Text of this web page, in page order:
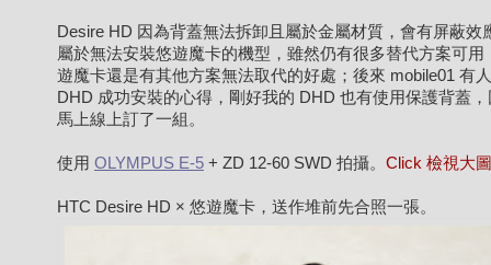
Desire HD 因為背蓋無法拆卸且屬於金屬材質，會有屏蔽效
屬於無法安裝悠遊魔卡的機型，雖然仍有很多替代方案可用
遊魔卡還是有其他方案無法取代的好處；後來 mobile01 有
DHD 成功安裝的心得，剛好我的 DHD 也有使用保護背蓋
馬上線上訂了一組。
使用 OLYMPUS E-5 + ZD 12-60 SWD 拍攝。 Click 檢視大
HTC Desire HD × 悠遊魔卡，送作堆前先合照一張。